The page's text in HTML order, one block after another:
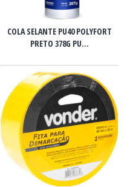
COLA SELANTE PU40 POLYFORT
PRETO 378G PU...